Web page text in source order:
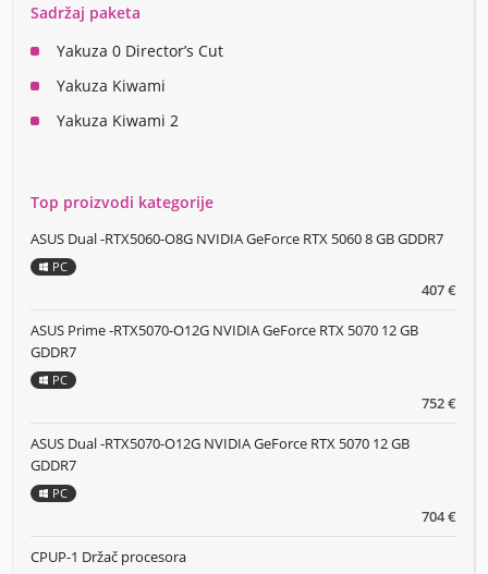
Sadržaj paketa
Yakuza 0 Director’s Cut
Yakuza Kiwami
Yakuza Kiwami 2
Top proizvodi kategorije
407 €
ASUS Dual -RTX5060-O8G NVIDIA GeForce RTX 5060 8 GB GDDR7
PC
752 €
ASUS Prime -RTX5070-O12G NVIDIA GeForce RTX 5070 12 GB
GDDR7
PC
704 €
ASUS Dual -RTX5070-O12G NVIDIA GeForce RTX 5070 12 GB
GDDR7
PC
CPUP-1 Držač procesora